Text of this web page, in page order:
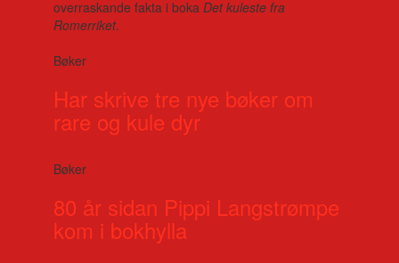
overraskande fakta i boka Det kuleste fra
Romerriket.
Bøker
Har skrive tre nye bøker om
rare og kule dyr
Bøker
80 år sidan Pippi Langstrømpe
kom i bokhylla